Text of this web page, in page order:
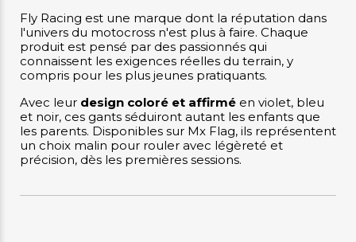
Fly Racing est une marque dont la réputation dans
l'univers du motocross n'est plus à faire. Chaque
produit est pensé par des passionnés qui
connaissent les exigences réelles du terrain, y
compris pour les plus jeunes pratiquants.
Avec leur design coloré et affirmé en violet, bleu
et noir, ces gants séduiront autant les enfants que
les parents. Disponibles sur Mx Flag, ils représentent
un choix malin pour rouler avec légèreté et
précision, dès les premières sessions.